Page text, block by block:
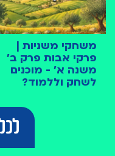
משחקי משניות |
פרקי אבות פרק ב׳
משנה א׳ - מוכנים
לשחק וללמוד?